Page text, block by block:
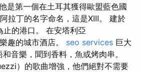
是第一個在土耳其獲得歐盟藍色國
拉丁的名字命名，這是XIII。 建於
止的港口。 在安塔利亞
趣的城市酒店。 seo services 巨大
音樂，聞到香料，魚或烤肉串。
）的歌曲增強，他們絕對不需要